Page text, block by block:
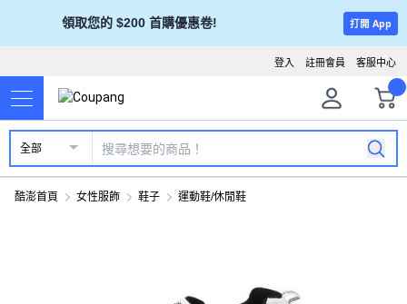
領取您的 $200 首購優惠卷! 打開 App
客服中心
註冊會員
登入
全部
酷澎首頁 女性服飾 鞋子 運動鞋/休閒鞋